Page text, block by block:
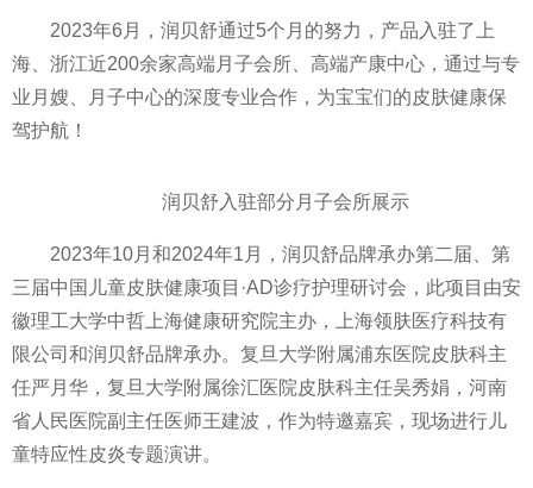
2023年6月，润贝舒通过5个月的努力，产品入驻了上
海、浙江近200余家高端月子会所、高端产康中心，通过与专
业月嫂、月子中心的深度专业合作，为宝宝们的皮肤健康保
驾护航！
润贝舒入驻部分月子会所展示
2023年10月和2024年1月，润贝舒品牌承办第二届、第
三届中国儿童皮肤健康项目·AD诊疗护理研讨会，此项目由安
徽理工大学中哲上海健康研究院主办，上海领肤医疗科技有
限公司和润贝舒品牌承办。复旦大学附属浦东医院皮肤科主
任严月华，复旦大学附属徐汇医院皮肤科主任吴秀娟，河南
省人民医院副主任医师王建波，作为特邀嘉宾，现场进行儿
童特应性皮炎专题演讲。